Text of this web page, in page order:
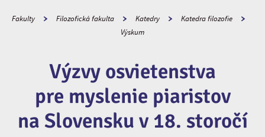
Fakulty Filozofická fakulta Katedry
Katedra filozofie
Výskum
Výzvy osvietenstva
pre myslenie piaristov
na Slovensku v 18. storočí